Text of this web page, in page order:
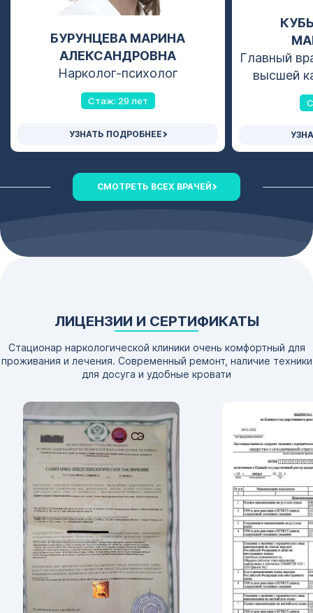
БУРУНЦЕВА МАРИНА
АЛЕКСАНДРОВНА
Нарколог-психолог
Стаж: 29 лет
УЗНАТЬ ПОДРОБНЕЕ
Главный
высшей
СМОТРЕТЬ ВСЕХ ВРАЧЕЙ
ЛИЦЕНЗИИ И СЕРТИФИКАТЫ
Стационар наркологической клиники очень комфортный для
проживания и лечения. Современный ремонт, наличие техники
для досуга и удобные кровати